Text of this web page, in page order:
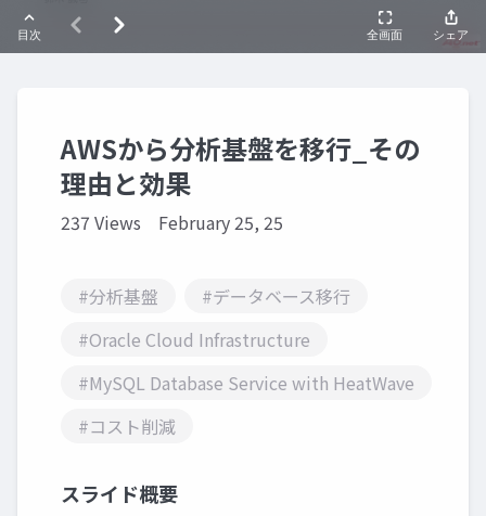
AWSから分析基盤を移行_その
理由と効果
237 Views February 25, 25
#分析基盤
#データベース移行
#Oracle Cloud Infrastructure
#MySQL Database Service with HeatWave
#コスト削減
スライド概要